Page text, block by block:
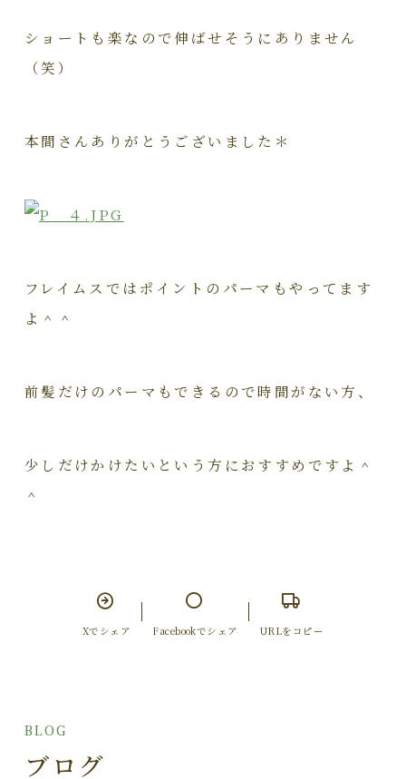
ショートも楽なので伸ばせそうにありません
（笑）
本間さんありがとうございました＊
フレイムスではポイントのパーマもやってます
よ＾＾
前髪だけのパーマもできるので時間がない方、
少しだけかけたいという方に おすすめですよ＾
＾
Xでシェア Facebookでシェア URLをコピー
BLOG
ブログ